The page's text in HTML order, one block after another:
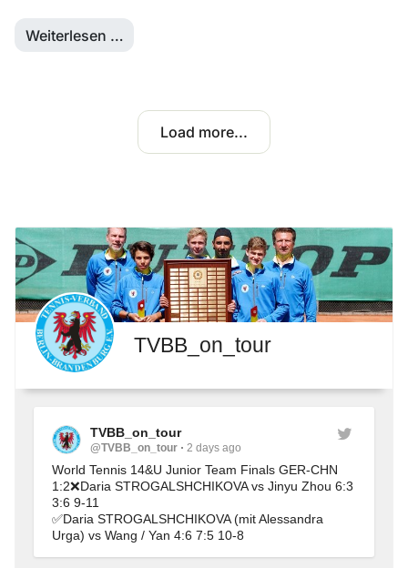
Weiterlesen …
Load more...
TVBB_on_tour
TVBB_on_tour
@TVBB_on_tour 2 days ago
World Tennis 14&U Junior Team Finals GER-CHN
1:2❌Daria STROGALSHCHIKOVA vs Jinyu Zhou 6:3
3:6 9-11
✅Daria STROGALSHCHIKOVA (mit Alessandra
Urga) vs Wang / Yan 4:6 7:5 10-8